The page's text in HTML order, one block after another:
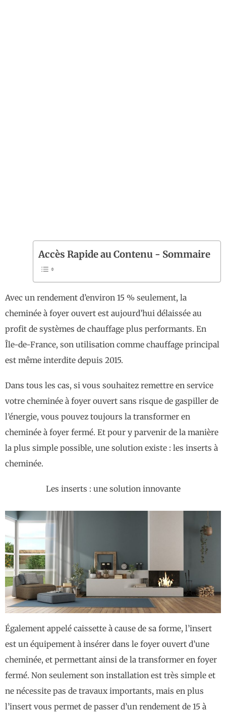
Accès Rapide au Contenu - Sommaire
Avec un rendement d’environ 15 % seulement, la
cheminée à foyer ouvert est aujourd’hui délaissée au
profit de systèmes de chauffage plus performants. En
Île-de-France, son utilisation comme chauffage principal
est même interdite depuis 2015.
Dans tous les cas, si vous souhaitez remettre en service
votre cheminée à foyer ouvert sans risque de gaspiller de
l’énergie, vous pouvez toujours la transformer en
cheminée à foyer fermé. Et pour y parvenir de la manière
la plus simple possible, une solution existe : les inserts à
cheminée.
Les inserts : une solution innovante
Également appelé caissette à cause de sa forme, l’insert
est un équipement à insérer dans le foyer ouvert d’une
cheminée, et permettant ainsi de la transformer en foyer
fermé. Non seulement son installation est très simple et
ne nécessite pas de travaux importants, mais en plus
l’insert vous permet de passer d’un rendement de 15 à